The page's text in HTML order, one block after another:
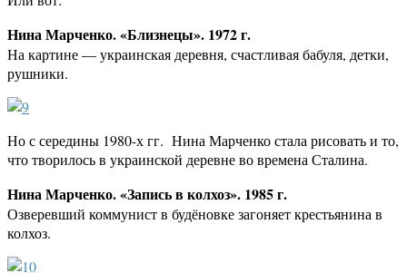
Нина Марченко. «Близнецы». 1972 г.
На картине — украинская деревня, счастливая бабуля, детки,
рушники.
Но с середины 1980-х гг. Нина Марченко стала рисовать и то,
что творилось в украинской деревне во времена Сталина.
Нина Марченко. «Запись в колхоз». 1985 г.
Озверевший коммунист в будёновке загоняет крестьянина в
колхоз.